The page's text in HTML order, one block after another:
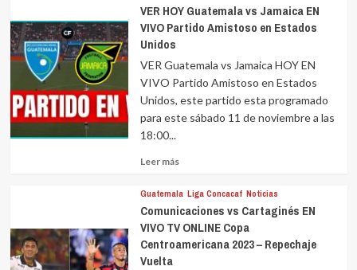
VER HOY Guatemala vs Jamaica EN
VIVO Partido Amistoso en Estados
Unidos
VER Guatemala vs Jamaica HOY EN
VIVO Partido Amistoso en Estados
Unidos, este partido esta programado
para este sábado 11 de noviembre a las
18:00...
Leer másLeer
sobre
Guatemala Liga Concacaf Noticias
Comunicaciones vs Cartaginés EN
VIVO TV ONLINE Copa
Centroamericana 2023 – Repechaje
Vuelta